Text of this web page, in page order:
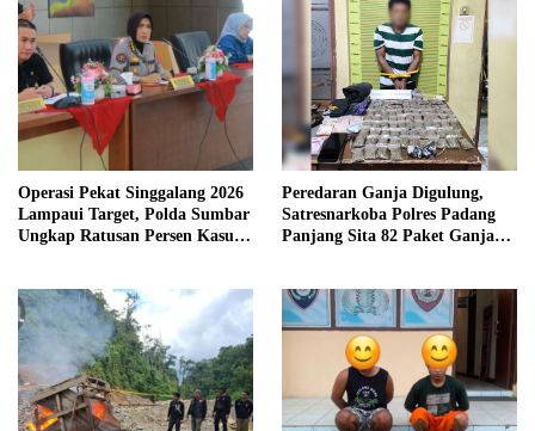
Operasi Pekat Singgalang 2026
Lampaui Target, Polda Sumbar
Ungkap Ratusan Persen Kasus
Peredaran Ganja Digulung,
Satresnarkoba Polres Padang
Panjang Sita 82 Paket Ganja